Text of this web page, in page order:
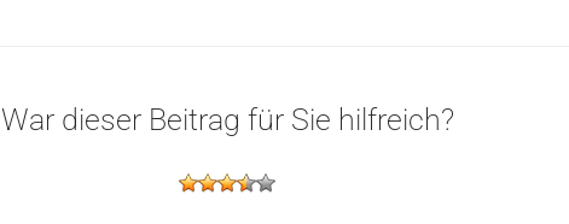
War dieser Beitrag für Sie hilfreich?